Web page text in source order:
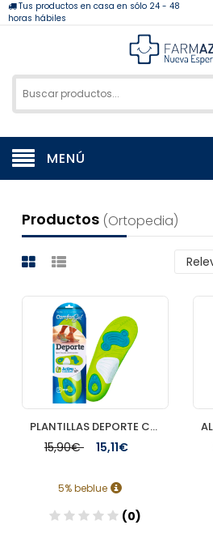
Tus productos en casa en sólo 24 - 48
horas hábiles
MENÚ
Productos (ortopedia)
PLANTILLAS DEPORTE COMFORGEL MUJER 2 UNIDADES
15,90€ 15,11€
5% beblue
(0)